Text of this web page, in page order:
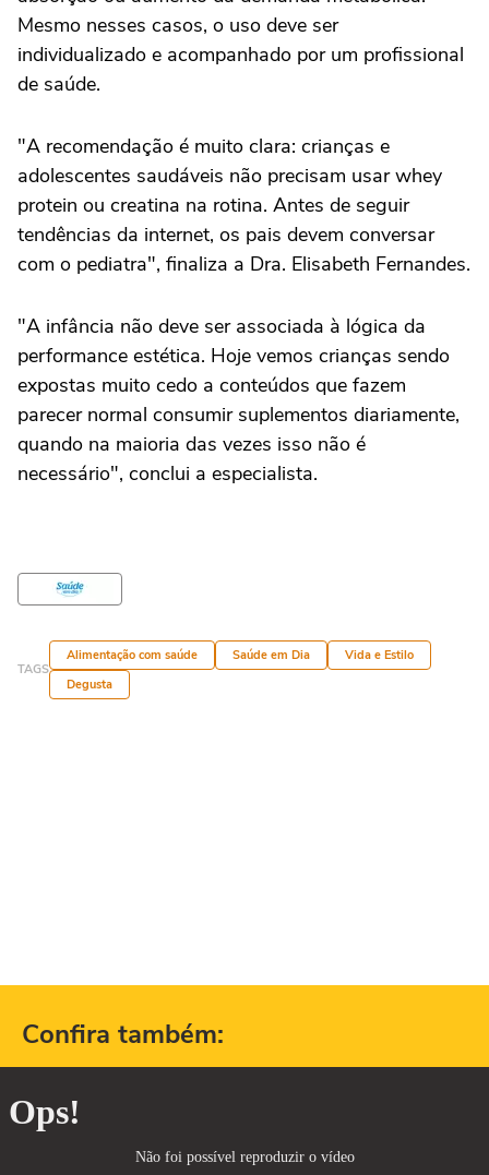
Mesmo nesses casos, o uso deve ser
individualizado e acompanhado por um profissional
de saúde.
"A recomendação é muito clara: crianças e
adolescentes saudáveis não precisam usar whey
protein ou creatina na rotina. Antes de seguir
tendências da internet, os pais devem conversar
com o pediatra", finaliza a Dra. Elisabeth Fernandes.
"A infância não deve ser associada à lógica da
performance estética. Hoje vemos crianças sendo
expostas muito cedo a conteúdos que fazem
parecer normal consumir suplementos diariamente,
quando na maioria das vezes isso não é
necessário", conclui a especialista.
TAGS
Alimentação com saúde Saúde em Dia
Vida e Estilo
Degusta
Confira também: